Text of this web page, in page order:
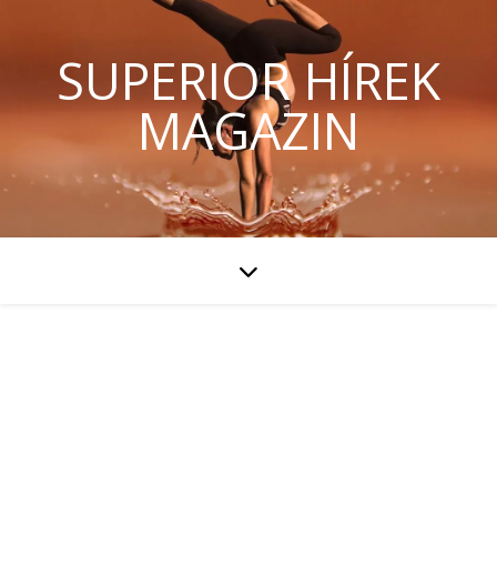
SUPERIOR HÍREK
MAGAZIN